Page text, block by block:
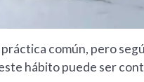
común, pero
hábito puede ser